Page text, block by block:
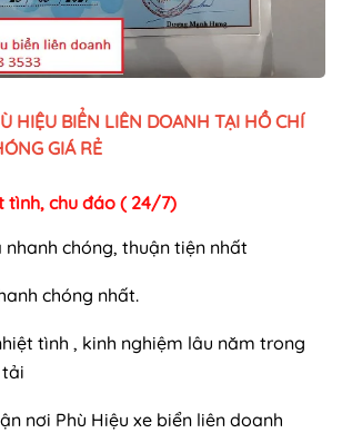
HIỆU BIỂN LIÊN DOANH TẠI HỒ CHÍ
GIÁ RẺ
tình, chu đáo ( 24/7)
chóng, thuận tiện nhất
chóng nhất.
tình , kinh nghiệm lâu năm trong
nơi Phù Hiệu xe biển liên doanh